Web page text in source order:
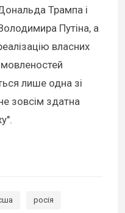
Трампа і
Путіна, а
власних
лише одна зі
зовсім здатна
росія